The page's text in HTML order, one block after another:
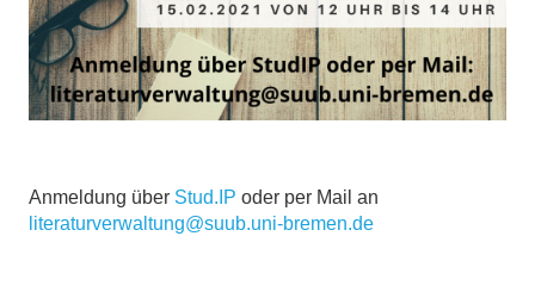
Anmeldung über Stud.IP oder per Mail an
literaturverwaltung@suub.uni-bremen.de